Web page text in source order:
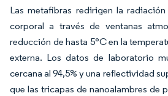
Las metafibras redirigen la
corporal a través de ventanas
reducción de hasta 5°C en la
externa. Los datos de laboratorio
cercana al 94,5% y una reflectividad
que las tricapas de nanoalambres de